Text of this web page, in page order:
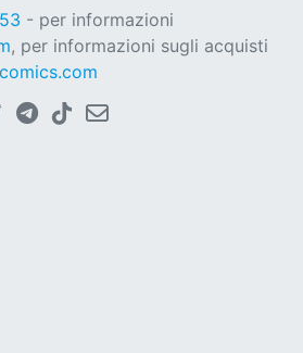
- per informazioni
, per informazioni sugli acquisti